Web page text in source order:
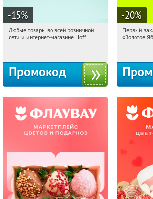
-15%
08:57:44 Получили:
Любые товары во всей розничной
сети и интернет-магазине Hoff
Промокод
-20%
Первый
«Золотое